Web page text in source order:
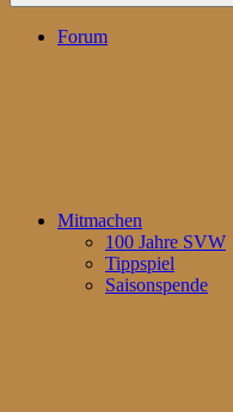
Forum
Mitmachen
100 Jahre SVW
Tippspiel
Saisonspende